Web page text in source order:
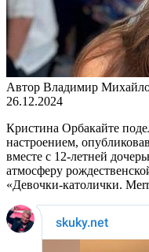
Автор Владимир
26.12.2024
Кристина Орбакайте
настроением,
вместе с 12-летней
атмосферу
«Девочки-католички.